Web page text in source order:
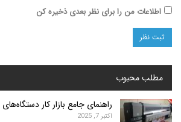
من را برای نظر بعدی ذخیره کن
راهنمای جامع بازار کار دستگاه‌های چاپ بنر در
اکتبر 7, 2025